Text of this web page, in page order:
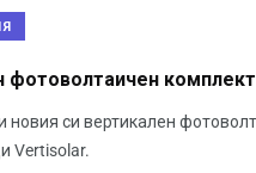
фотоволтаичен
новия си вертикален
Vertisolar.